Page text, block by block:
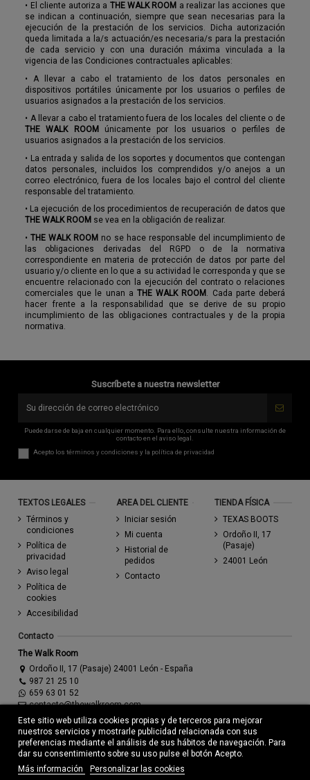
• El cliente autoriza a THE WALK ROOM a realizar las acciones que
se indican a continuación, siempre que sean necesarias para la
ejecución de la prestación de los servicios. Dicha autorización
queda limitada a la/s actuación/es necesaria/s para la prestación
de cada servicio y con una duración máxima vinculada a la
vigencia de las Condiciones contractuales aplicables:
•
A llevar a cabo el tratamiento de los datos personales en
dispositivos portátiles únicamente por los usuarios o perfiles de
usuarios asignados a la prestación de los servicios.
• A llevar a cabo el tratamiento fuera de los locales del cliente o de
THE WALK ROOM
únicamente por los usuarios o perfiles de
usuarios asignados a la prestación de los servicios.
• La entrada y salida de los soportes y documentos que contengan
datos personales, incluidos los comprendidos y/o anejos a un
correo electrónico, fuera de los locales bajo el control del cliente
responsable del tratamiento.
• La ejecución de los procedimientos de recuperación de datos que
THE WALK ROOM se vea en la obligación de realizar.
• THE WALK ROOM no se hace responsable del incumplimiento de
las obligaciones derivadas del RGPD o de la normativa
correspondiente en materia de protección de datos por parte del
usuario y/o cliente en lo que a su actividad le corresponda y que se
encuentre relacionado con la ejecución del contrato o relaciones
comerciales que le unan a THE WALK ROOM . Cada parte deberá
hacer frente a la responsabilidad que se derive de su propio
incumplimiento de las obligaciones contractuales y de la propia
normativa.
Suscríbete a nuestra newsletter
Puede darse de baja en cualquier momento. Para ello, consulte nuestra información de
contacto en el aviso legal.
Acepto lostérminos y condiciones y la política de privacidad
TEXTOS LEGALES
Términos y
condiciones
Política de
privacidad
Aviso legal
Política de
cookies
Accesibilidad
AREA DEL CLIENTE
Iniciar sesión
Mi cuenta
Historial de
pedidos
Contacto
TIENDA FÍSICA
TEXAS BOOTS
Ordoño II, 17
(Pasaje)
24001 León
Contacto
The Walk Room
Ordoño II, 17 (Pasaje) 24001 León - España
987 21 25 10
659 63 01 52
contacto@thewalkroom.com
Este sitio web utiliza cookies propias y de terceros para mejorar
nuestros servicios y mostrarle publicidad relacionada con sus
preferencias mediante el análisis de sus hábitos de navegación. Para
dar su consentimiento sobre su uso pulse el botón Acepto.
Más información
Personalizar las cookies